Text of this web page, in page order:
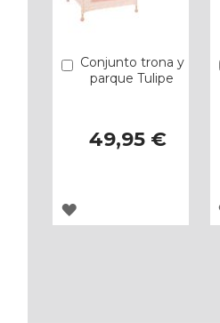
Conjunto trona y
parque Tulipe
49,95 €
Añadir
AGREGAR